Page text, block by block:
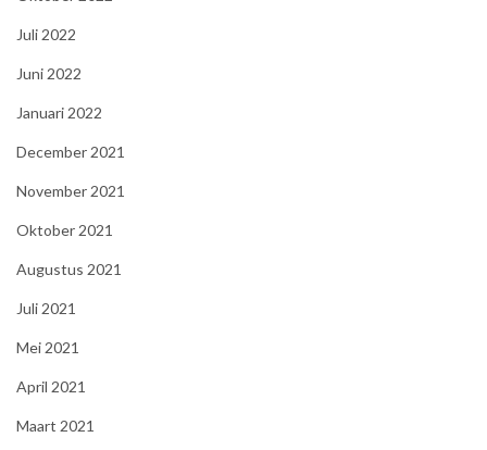
Juli 2022
Juni 2022
Januari 2022
December 2021
November 2021
Oktober 2021
Augustus 2021
Juli 2021
Mei 2021
April 2021
Maart 2021